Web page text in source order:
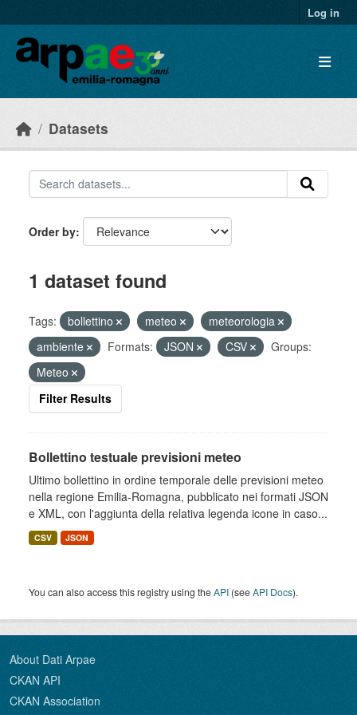
Log in
Datasets
Order by
1 dataset found
Tags: bollettino meteo
meteorologia
ambiente
Formats: JSON CSV
Groups:
Meteo
Filter Results
Bollettino testuale previsioni meteo
Ultimo bollettino in ordine temporale delle previsioni meteo
nella regione Emilia-Romagna, pubblicato nei formati JSON
e XML, con l'aggiunta della relativa legenda icone in caso...
CSV JSON
You can also access this registry using theAPI (seeAPI Docs).
About Dati Arpae
CKAN API
CKAN Association